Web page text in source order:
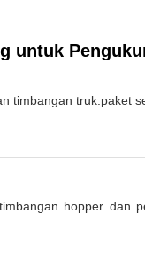
untuk
timbangan truk.paket
hopper dan